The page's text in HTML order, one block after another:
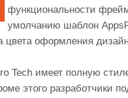
функциональности
умолчанию шаблон
цвета оформления
Tech имеет полную
этого разработчики